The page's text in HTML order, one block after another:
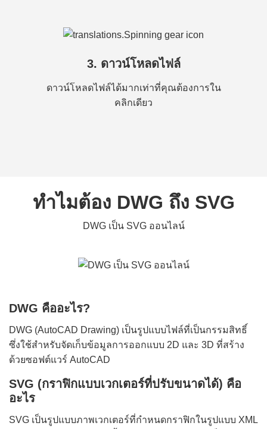
3. ดาวน์โหลดไฟล์
ดาวน์โหลดไฟล์ได้มากเท่าที่คุณต้องการใน
คลิกเดียว
ทำไมต้อง DWG ถึง SVG
DWG เป็น SVG ออนไลน์
DWG คืออะไร?
DWG (AutoCAD Drawing) เป็นรูปแบบไฟล์ที่เป็นกรรมสิทธิ์
ซึ่งใช้สำหรับจัดเก็บข้อมูลการออกแบบ 2D และ 3D ที่สร้าง
ด้วยซอฟต์แวร์ AutoCAD
SVG (กราฟิกแบบเวกเตอร์ที่ปรับขนาดได้) คือ
อะไร
SVG เป็นรูปแบบภาพเวกเตอร์ที่กำหนดกราฟิกในรูปแบบ XML